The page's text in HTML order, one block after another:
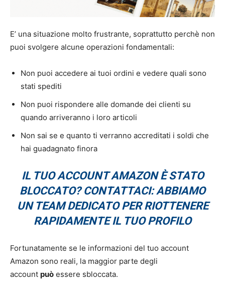
E’ una situazione molto frustrante, soprattutto perchè non
puoi svolgere alcune operazioni fondamentali:
Non puoi accedere ai tuoi ordini e vedere quali sono
stati spediti
Non puoi rispondere alle domande dei clienti su
quando arriveranno i loro articoli
Non sai se e quanto ti verranno accreditati i soldi che
hai guadagnato finora
IL TUO ACCOUNT AMAZON È STATO
BLOCCATO? CONTATTACI: ABBIAMO
UN TEAM DEDICATO PER RIOTTENERE
RAPIDAMENTE IL TUO PROFILO
Fortunatamente se le informazioni del tuo account
Amazon sono reali, la maggior parte degli
account può essere sbloccata.